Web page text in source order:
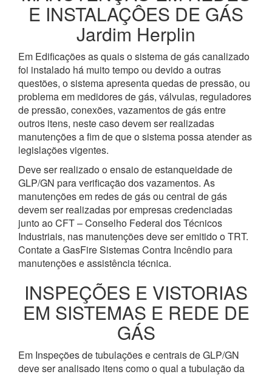
E INSTALAÇÔES DE GÁS
Jardim Herplin
Em Edificações as quais o sistema de gás canalizado
foi instalado há muito tempo ou devido a outras
questões, o sistema apresenta quedas de pressão, ou
problema em medidores de gás, válvulas, reguladores
de pressão, conexões, vazamentos de gás entre
outros itens, neste caso devem ser realizadas
manutenções a fim de que o sistema possa atender as
legislações vigentes.
Deve ser realizado o ensaio de estanqueidade de
GLP/GN para verificação dos vazamentos. As
manutenções em redes de gás ou central de gás
devem ser realizadas por empresas credenciadas
junto ao CFT – Conselho Federal dos Técnicos
Industriais, nas manutenções deve ser emitido o TRT.
Contate a GasFire Sistemas Contra Incêndio para
manutenções e assistência técnica.
INSPEÇÕES E VISTORIAS
EM SISTEMAS E REDE DE
GÁS
Em Inspeções de tubulações e centrais de GLP/GN
deve ser analisado itens como o qual a tubulação da